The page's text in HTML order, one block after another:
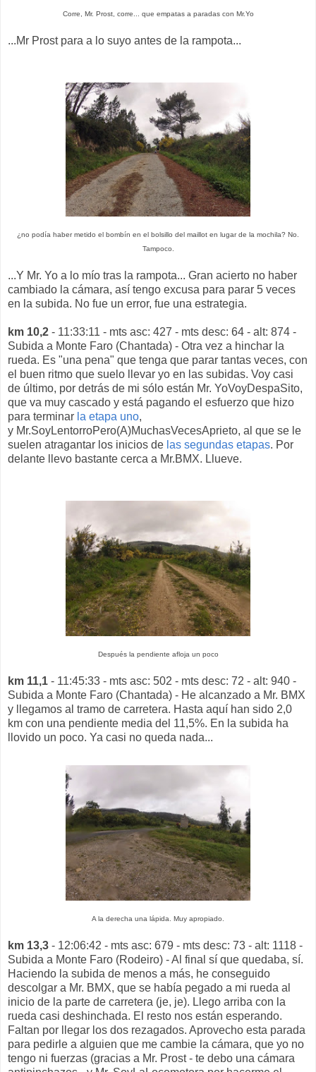
Corre, Mr. Prost, corre... que empatas a paradas con Mr.Yo
...Mr Prost para a lo suyo antes de la rampota...
¿no podía haber metido el bombín en el bolsillo del maillot en lugar de la mochila? No.
Tampoco.
...Y Mr. Yo a lo mío tras la rampota... Gran acierto no haber
cambiado la cámara, así tengo excusa para parar 5 veces
en la subida. No fue un error, fue una estrategia.
km 10,2 - 11:33:11 - mts asc: 427 - mts desc: 64 - alt: 874 -
Subida a Monte Faro (Chantada) - Otra vez a hinchar la
rueda. Es "una pena" que tenga que parar tantas veces, con
el buen ritmo que suelo llevar yo en las subidas. Voy casi
de último, por detrás de mi sólo están Mr. YoVoyDespaSito,
que va muy cascado y está pagando el esfuerzo que hizo
para terminar la etapa uno,
y Mr.SoyLentorroPero(A)MuchasVecesAprieto, al que se le
suelen atragantar los inicios de las segundas etapas. Por
delante llevo bastante cerca a Mr.BMX. Llueve.
Después la pendiente afloja un poco
km 11,1 - 11:45:33 - mts asc: 502 - mts desc: 72 - alt: 940 -
Subida a Monte Faro (Chantada) - He alcanzado a Mr. BMX
y llegamos al tramo de carretera. Hasta aquí han sido 2,0
km con una pendiente media del 11,5%. En la subida ha
llovido un poco. Ya casi no queda nada...
A la derecha una lápida. Muy apropiado.
km 13,3 - 12:06:42 - mts asc: 679 - mts desc: 73 - alt: 1118 -
Subida a Monte Faro (Rodeiro) - Al final sí que quedaba, sí.
Haciendo la subida de menos a más, he conseguido
descolgar a Mr. BMX, que se había pegado a mi rueda al
inicio de la parte de carretera (je, je). Llego arriba con la
rueda casi deshinchada. El resto nos están esperando.
Faltan por llegar los dos rezagados. Aprovecho esta parada
para pedirle a alguien que me cambie la cámara, que yo no
tengo ni fuerzas (gracias a Mr. Prost - te debo una cámara